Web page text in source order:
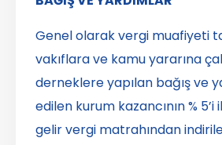
Genel olarak vergi muafiyeti
vakıflara ve kamu yararına
derneklere yapılan bağış ve
edilen kurum kazancının % 5’i
gelir vergi matrahından